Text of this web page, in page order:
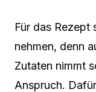
Für das Rezept
nehmen, denn
Zutaten nimmt
Anspruch.